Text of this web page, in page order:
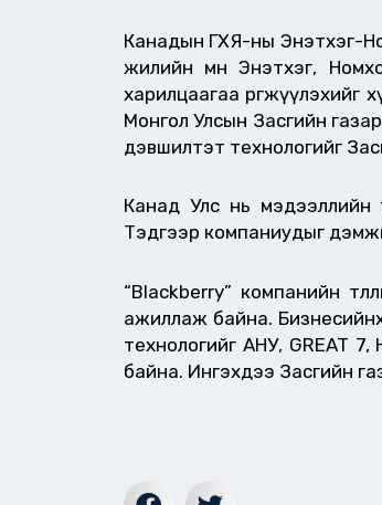
Канадын ГХЯ-ны Энэтхэг-
жилийн өмнө Энэтхэг,
харилцаагаа
Монгол Улсын Засгийн
дэвшилтэт технологийг
Канад Улс нь мэдээллийн
Тэдгээр компаниудыг
“Blackberry” компанийн
ажиллаж байна.
технологийг АНУ, GREAT
байна. Ингэхдээ Засгийн